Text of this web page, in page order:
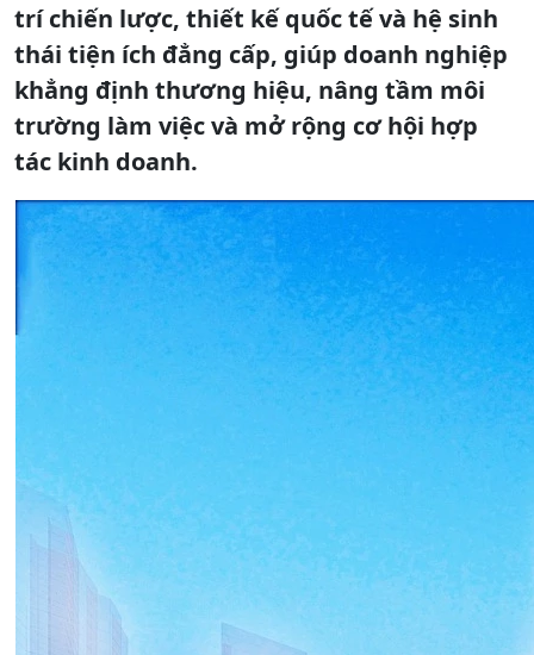
trí chiến lược, thiết kế quốc tế và hệ sinh
thái tiện ích đẳng cấp, giúp doanh nghiệp
khẳng định thương hiệu, nâng tầm môi
trường làm việc và mở rộng cơ hội hợp
tác kinh doanh.